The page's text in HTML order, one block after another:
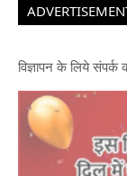
विज्ञापन के लिये